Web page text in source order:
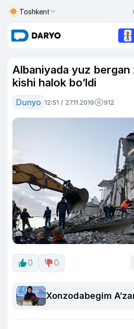
Toshkent
Albaniyada yuz bergan
kishi halok bo‘ldi
Dunyo 12:51 / 27.11.2019 912
0 0
Xonzodabegim